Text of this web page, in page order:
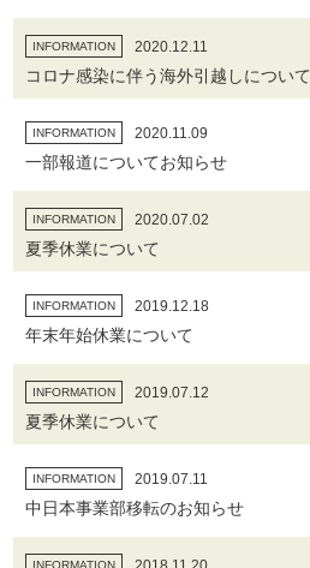
INFORMATION 2020.12.11
コロナ感染に伴う海外引越しについて
INFORMATION 2020.11.09
一部報道についてお知らせ
INFORMATION 2020.07.02
夏季休業について
INFORMATION 2019.12.18
年末年始休業について
INFORMATION 2019.07.12
夏季休業について
INFORMATION 2019.07.11
中日本事業部移転のお知らせ
INFORMATION